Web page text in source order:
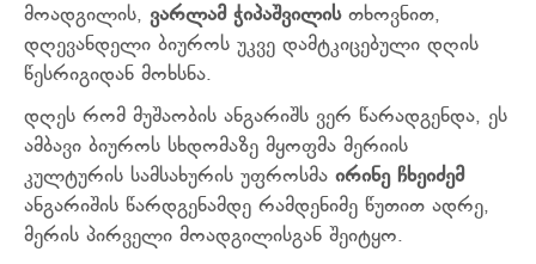
მოადგილის, ვარლამ ჭიპაშვილისთხოვნით,
დღევანდელი ბიუროს უკვე დამტკიცებული დღის
წესრიგიდან მოხსნა.
დღეს რომ მუშაობის ანგარიშს ვერ წარადგენდა, ეს
ამბავი ბიუროს სხდომაზე მყოფმა მერიის
კულტურის სამსახურის უფროსმა ირინე ჩხეიძემ
ანგარიშის წარდგენამდე რამდენიმე წუთით ადრე,
მერის პირველი მოადგილისგან შეიტყო.